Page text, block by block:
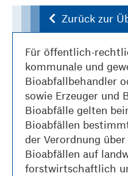
Zurück zur
Für öffentlich-
kommunale und
Bioabfallbehandler
sowie Erzeuger und
Bioabfälle gelten
Bioabfällen
der Verordnung
Bioabfällen auf
forstwirtschaftlich